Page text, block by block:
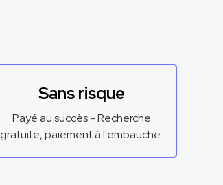
Sans risque
Payé au succès - Recherche
gratuite, paiement à l'embauche.